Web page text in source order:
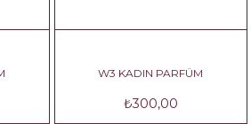
W3 KADIN PARFÜM
₺300,00